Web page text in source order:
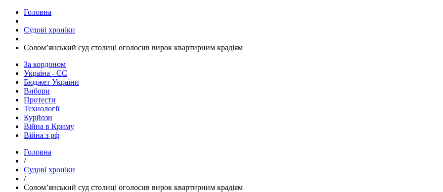
Головна
Судові хроніки
​Солом’янський суд столиці оголосив вирок квартирним крадіям
За кордоном
Україна - ЄС
Бюджет України
Вибори
Протести
Технології
Курйози
Війна в Криму
Війна з рф
Головна
/
Судові хроніки
/
​Солом’янський суд столиці оголосив вирок квартирним крадіям